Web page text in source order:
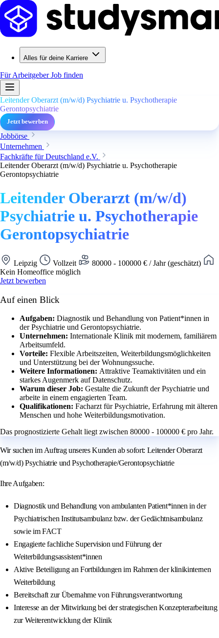
Alles für deine Karriere
Für ArbeitgeberJob finden
Leitender Oberarzt (m/w/d) Psychiatrie u. Psychotherapie
Gerontopsychiatrie
Jetzt bewerben
Jobbörse
Unternehmen
Fachkräfte für Deutschland e.V.
Leitender Oberarzt (m/w/d) Psychiatrie u. Psychotherapie
Gerontopsychiatrie
Leitender Oberarzt (m/w/d)
Psychiatrie u. Psychotherapie
Gerontopsychiatrie
Leipzig Vollzeit
80000 - 100000 € / Jahr (geschätzt)
Kein Homeoffice möglich
Jetzt bewerben
Auf einen Blick
Aufgaben: Diagnostik und Behandlung von Patient*innen in
der Psychiatrie und Gerontopsychiatrie.
Unternehmen: Internationale Klinik mit modernem, familiärem
Arbeitsumfeld.
Vorteile: Flexible Arbeitszeiten, Weiterbildungsmöglichkeiten
und Unterstützung bei der Wohnungssuche.
Weitere Informationen: Attraktive Teamaktivitäten und ein
starkes Augenmerk auf Datenschutz.
Warum dieser Job: Gestalte die Zukunft der Psychiatrie und
arbeite in einem engagierten Team.
Qualifikationen: Facharzt für Psychiatrie, Erfahrung mit älteren
Menschen und hohe Weiterbildungsmotivation.
Das prognostizierte Gehalt liegt zwischen 80000 - 100000 € pro Jahr.
Wir suchen im Auftrag unseres Kunden ab sofort: Leitender Oberarzt
(m/w/d) Psychiatrie und Psychotherapie/Gerontopsychiatrie
Ihre Aufgaben:
Diagnostik und Behandlung von ambulanten Patient*innen in der
Psychiatrischen Institutsambulanz bzw. der Gedächtnisambulanz
sowie im FACT
Engagierte fachliche Supervision und Führung der
Weiterbildungsassistent*innen
Aktive Beteiligung an Fortbildungen im Rahmen der klinikinternen
Weiterbildung
Bereitschaft zur Übernahme von Führungsverantwortung
Interesse an der Mitwirkung bei der strategischen Konzepterarbeitung
zur Weiterentwicklung der Klinik